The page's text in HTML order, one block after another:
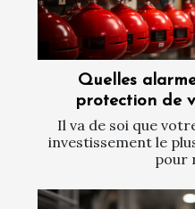
Quelles
protection de
Il va de soi que
investissement le
pour